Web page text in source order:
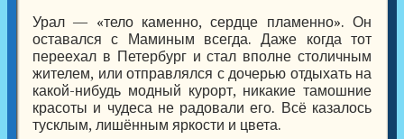
Урал — «тело каменно, сердце пламенно». Он
оставался с Маминым всегда. Даже когда тот
переехал в Петербург и стал вполне столичным
жителем, или отправлялся с дочерью отдыхать на
какой-нибудь модный курорт, никакие тамошние
красоты и чудеса не радовали его. Всё казалось
тусклым, лишённым яркости и цвета.